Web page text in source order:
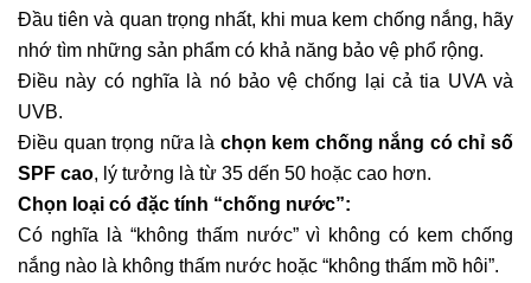
Đầu tiên và quan trọng nhất, khi mua kem chống nắng, hãy
nhớ tìm những sản phẩm có khả năng bảo vệ phổ rộng.
Điều này có nghĩa là nó bảo vệ chống lại cả tia UVA và
UVB.
Điều quan trọng nữa là chọn kem chống nắng có chỉ số
SPF cao, lý tưởng là từ 35 dến 50 hoặc cao hơn.
Chọn loại có đặc tính “chống nước”:
Có nghĩa là “không thấm nước” vì không có kem chống
nắng nào là không thấm nước hoặc “không thấm mồ hôi”.